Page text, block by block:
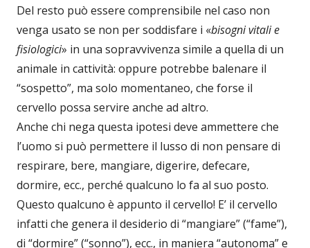
Del resto può essere comprensibile nel caso non
venga usato se non per soddisfare i «bisogni vitali e
fisiologici» in una sopravvivenza simile a quella di un
animale in cattività: oppure potrebbe balenare il
“sospetto”, ma solo momentaneo, che forse il
cervello possa servire anche ad altro.
Anche chi nega questa ipotesi deve ammettere che
l’uomo si può permettere il lusso di non pensare di
respirare, bere, mangiare, digerire, defecare,
dormire, ecc., perché qualcuno lo fa al suo posto.
Questo qualcuno è appunto il cervello! E’ il cervello
infatti che genera il desiderio di “mangiare” (“fame”),
di “dormire” (“sonno”), ecc., in maniera “autonoma” e